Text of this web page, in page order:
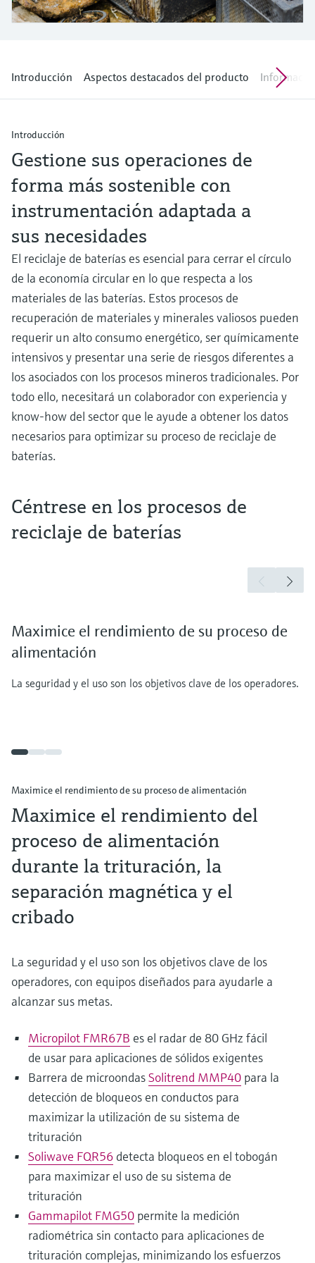
Buscador de repuestos
electromecánico
Level measurement with pressure
Ver todos
Medición mediante transmisión de
Memosens technology
la transparencia de los procesos
Introducción Aspectos destacados del producto
Introducción
Gestione sus operaciones de
forma más sostenible con
instrumentación adaptada a
sus necesidades
El reciclaje de baterías es esencial para cerrar el círculo
de la economía circular en lo que respecta a los
materiales de las baterías. Estos procesos de
recuperación de materiales y minerales valiosos pueden
requerir un alto consumo energético, ser químicamente
intensivos y presentar una serie de riesgos diferentes a
los asociados con los procesos mineros tradicionales. Por
todo ello, necesitará un colaborador con experiencia y
know-how del sector que le ayude a obtener los datos
necesarios para optimizar su proceso de reciclaje de
baterías.
Céntrese en los procesos de
reciclaje de baterías
Maximice el rendimiento de su proceso de
alimentación
La seguridad y el uso son los objetivos clave de los operadores.
Maximice el rendimiento de su proceso de alimentación
Maximice el rendimiento del
proceso de alimentación
durante la trituración, la
separación magnética y el
cribado
La seguridad y el uso son los objetivos clave de los
operadores, con equipos diseñados para ayudarle a
alcanzar sus metas.
Micropilot FMR67B es el radar de 80 GHz fácil
de usar para aplicaciones de sólidos exigentes
Barrera de microondasSolitrend MMP40 para la
detección de bloqueos en conductos para
maximizar la utilización de su sistema de
trituración
Soliwave FQR56 detecta bloqueos en el tobogán
para maximizar el uso de su sistema de
trituración
Gammapilot FMG50 permite la medición
radiométrica sin contacto para aplicaciones de
trituración complejas, minimizando los esfuerzos